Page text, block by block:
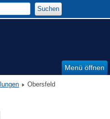
Menü öffnen
Suchen
Obersfeld